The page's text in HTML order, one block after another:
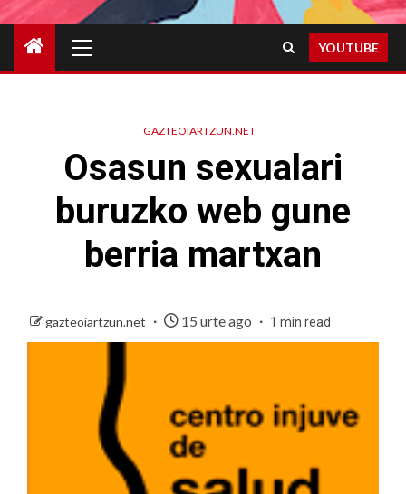
Menu
YOUTUBE
GAZTEOIARTZUN.NET
Osasun sexualari
buruzko web gune
berria martxan
gazteoiartzun.net 15 urte ago 1 min read